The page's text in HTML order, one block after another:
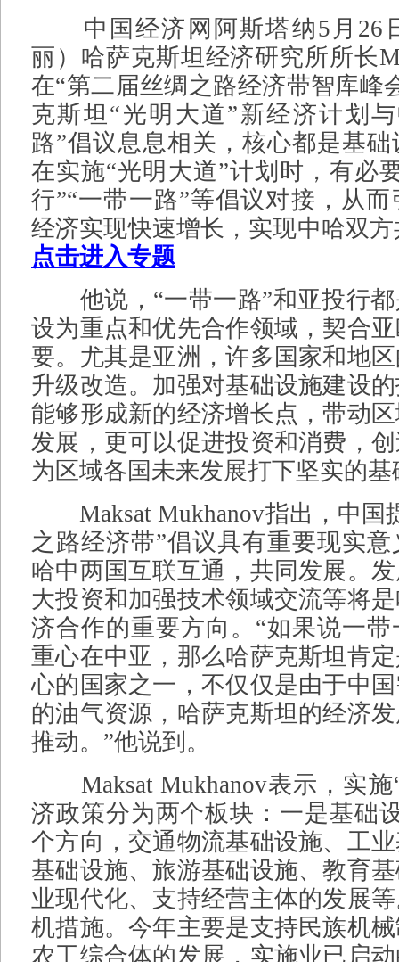
中国经济网阿斯塔纳5月26
丽）哈萨克斯坦经济研究所所长
在“第二届丝绸之路经济带智库峰
克斯坦“光明大道”新经济计划
路”倡议息息相关，核心都是基
在实施“光明大道”计划时，有必
行”“一带一路”等倡议对接，从
经济实现快速增长，实现中哈双
点击进入专题
他说，“一带一路”和亚投行都
设为重点和优先合作领域，契合
要。尤其是亚洲，许多国家和地
升级改造。加强对基础设施建设
能够形成新的经济增长点，带动
发展，更可以促进投资和消费，
为区域各国未来发展打下坚实的基
Maksat Mukhanov指出，中国
之路经济带”倡议具有重要现实
哈中两国互联互通，共同发展。
大投资和加强技术领域交流等将
济合作的重要方向。“如果说一
重心在中亚，那么哈萨克斯坦肯
心的国家之一，不仅仅是由于中
的油气资源，哈萨克斯坦的经济
推动。”他说到。
Maksat Mukhanov表示，实施
济政策分为两个板块：一是基础
个方向，交通物流基础设施、工
基础设施、旅游基础设施、教育
业现代化、支持经营主体的发展
机措施。今年主要是支持民族机
农工综合体的发展，实施业已启